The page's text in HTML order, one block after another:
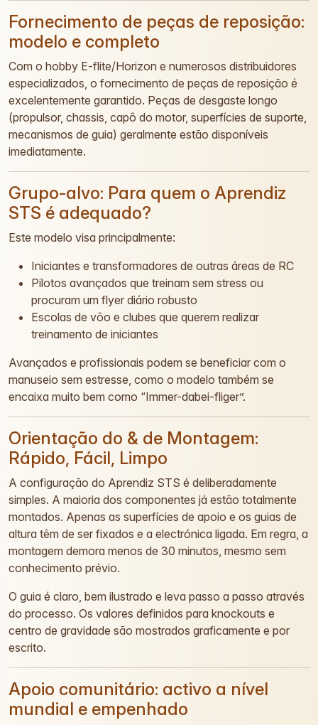
Fornecimento de peças de reposição:
modelo e completo
Com o hobby E-flite/Horizon e numerosos distribuidores
especializados, o fornecimento de peças de reposição é
excelentemente garantido. Peças de desgaste longo
(propulsor, chassis, capô do motor, superfícies de suporte,
mecanismos de guia) geralmente estão disponíveis
imediatamente.
Grupo-alvo: Para quem o Aprendiz
STS é adequado?
Este modelo visa principalmente:
Iniciantes e transformadores de outras áreas de RC
Pilotos avançados que treinam sem stress ou
procuram um flyer diário robusto
Escolas de vôo e clubes que querem realizar
treinamento de iniciantes
Avançados e profissionais podem se beneficiar com o
manuseio sem estresse, como o modelo também se
encaixa muito bem como “Immer-dabei-fliger”.
Orientação do & de Montagem:
Rápido, Fácil, Limpo
A configuração do Aprendiz STS é deliberadamente
simples. A maioria dos componentes já estão totalmente
montados. Apenas as superfícies de apoio e os guias de
altura têm de ser fixados e a electrónica ligada. Em regra, a
montagem demora menos de 30 minutos, mesmo sem
conhecimento prévio.
O guia é claro, bem ilustrado e leva passo a passo através
do processo. Os valores definidos para knockouts e
centro de gravidade são mostrados graficamente e por
escrito.
Apoio comunitário: activo a nível
mundial e empenhado